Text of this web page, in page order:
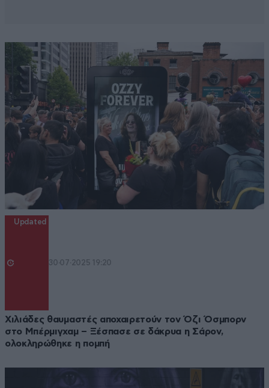
Updated
30·07·2025 19:20
Χιλιάδες θαυμαστές αποχαιρετούν τον Όζι Όσμπορν
στο Μπέρμιγχαμ – Ξέσπασε σε δάκρυα η Σάρον,
ολοκληρώθηκε η πομπή